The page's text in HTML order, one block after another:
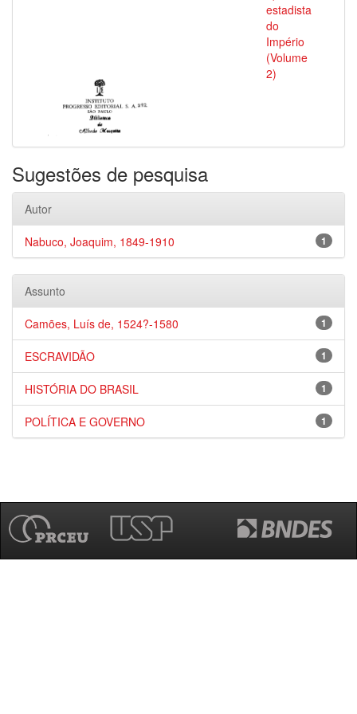
estadista
do
Império
(Volume
2)
Sugestões de pesquisa
Autor
1
Nabuco, Joaquim, 1849-1910
Assunto
1
Camões, Luís de, 1524?-1580
1
ESCRAVIDÃO
1
HISTÓRIA DO BRASIL
1
POLÍTICA E GOVERNO